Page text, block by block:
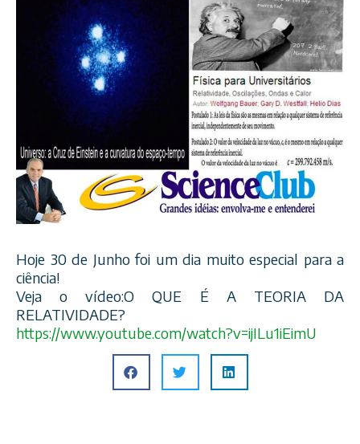
Hoje 30 de Junho foi um dia muito especial para a
ciência!
Veja o vídeo:O QUE É A TEORIA DA
RELATIVIDADE?
https://www.youtube.com/watch?v=ijILu1iEimU